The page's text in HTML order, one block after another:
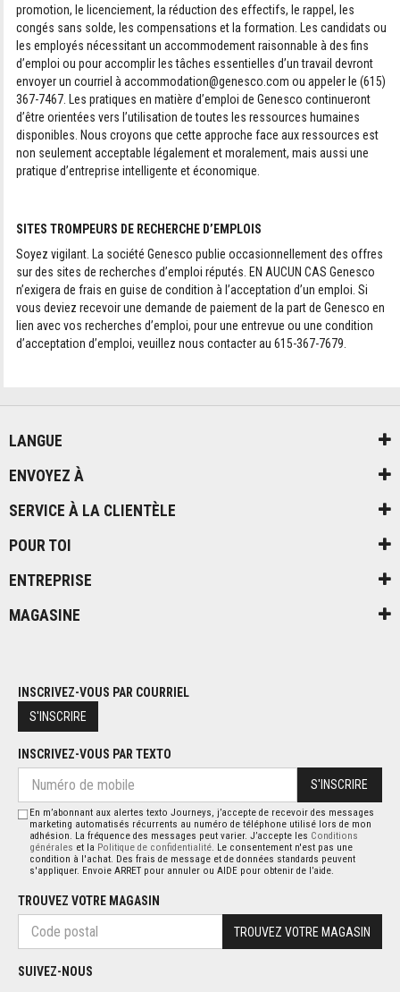
promotion, le licenciement, la réduction des effectifs, le rappel, les
congés sans solde, les compensations et la formation. Les candidats ou
les employés nécessitant un accommodement raisonnable à des fins
d’emploi ou pour accomplir les tâches essentielles d’un travail devront
envoyer un courriel à accommodation@genesco.com ou appeler le (615)
367-7467. Les pratiques en matière d’emploi de Genesco continueront
d’être orientées vers l’utilisation de toutes les ressources humaines
disponibles. Nous croyons que cette approche face aux ressources est
non seulement acceptable légalement et moralement, mais aussi une
pratique d’entreprise intelligente et économique.
SITES TROMPEURS DE RECHERCHE D’EMPLOIS
Soyez vigilant. La société Genesco publie occasionnellement des offres
sur des sites de recherches d’emploi réputés. EN AUCUN CAS Genesco
n’exigera de frais en guise de condition à l’acceptation d’un emploi. Si
vous deviez recevoir une demande de paiement de la part de Genesco en
lien avec vos recherches d’emploi, pour une entrevue ou une condition
d’acceptation d’emploi, veuillez nous contacter au 615-367-7679.
LANGUE
ENVOYEZ À
SERVICE À LA CLIENTÈLE
POUR TOI
ENTREPRISE
MAGASINE
INSCRIVEZ-VOUS PAR COURRIEL
S'INSCRIRE
INSCRIVEZ-VOUS PAR TEXTO
S'INSCRIRE
En m’abonnant aux alertes texto Journeys, j’accepte de recevoir des messages
marketing automatisés récurrents au numéro de téléphone utilisé lors de mon
adhésion. La fréquence des messages peut varier. J’accepte les Conditions
générales et la Politique de confidentialité. Le consentement n'est pas une
condition à l'achat. Des frais de message et de données standards peuvent
s'appliquer. Envoie ARRET pour annuler ou AIDE pour obtenir de l’aide.
TROUVEZ VOTRE MAGASIN
TROUVEZ VOTRE MAGASIN
SUIVEZ-NOUS